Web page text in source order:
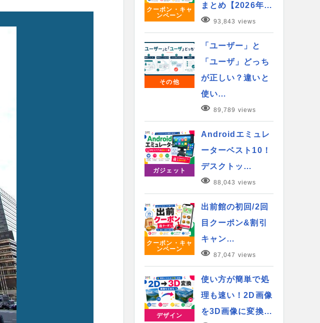
クーポン・キャ
ンペーン
まとめ【2026年…
93,843 views
その他
「ユーザー」と
「ユーザ」どっち
が正しい？違いと
使い…
89,789 views
ガジェット
Androidエミュレ
ーターベスト10！
デスクトッ…
88,043 views
クーポン・キャ
ンペーン
出前館の初回/2回
目クーポン&割引
キャン…
87,047 views
デザイン
使い方が簡単で処
理も速い！2D画像
を3D画像に変換…